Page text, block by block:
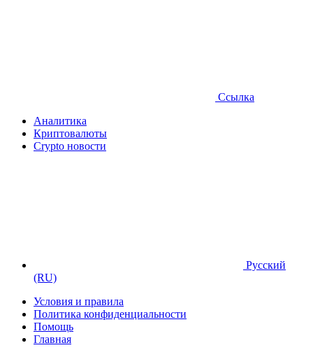
Ссылка
Аналитика
Криптовалюты
Crypto новости
Русский
(RU)
Условия и правила
Политика конфиденциальности
Помощь
Главная